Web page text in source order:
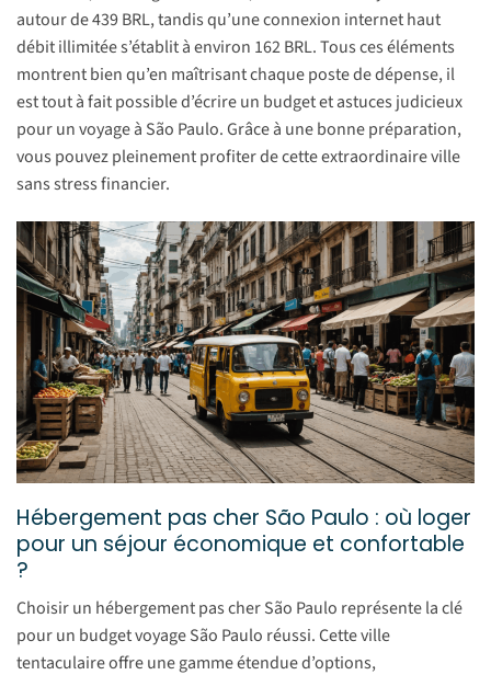
autour de 439 BRL, tandis qu’une connexion internet haut
débit illimitée s’établit à environ 162 BRL. Tous ces éléments
montrent bien qu’en maîtrisant chaque poste de dépense, il
est tout à fait possible d’écrire un budget et astuces judicieux
pour un voyage à São Paulo. Grâce à une bonne préparation,
vous pouvez pleinement profiter de cette extraordinaire ville
sans stress financier.
Hébergement pas cher São Paulo : où loger
pour un séjour économique et confortable
?
Choisir un hébergement pas cher São Paulo représente la clé
pour un budget voyage São Paulo réussi. Cette ville
tentaculaire offre une gamme étendue d’options,